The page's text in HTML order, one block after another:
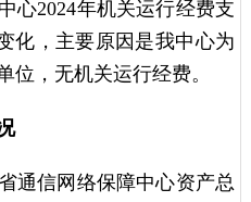
心2024年机关运行经费支
化，主要原因是我中心为
位，无机关运行经费。
通信网络保障中心资产总